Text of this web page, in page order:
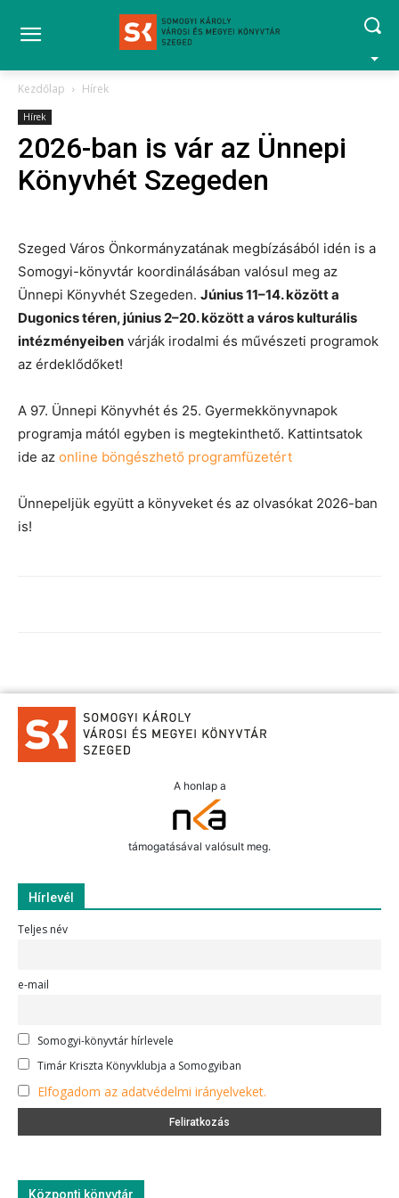
Kezdőlap Hírek
Hírek
2026-ban is vár az Ünnepi
Könyvhét Szegeden
Szeged Város Önkormányzatának megbízásából idén is a
Somogyi-könyvtár koordinálásában valósul meg az
Ünnepi Könyvhét Szegeden. Június 11–14. között a
Dugonics téren, június 2–20. között a város kulturális
intézményeiben várják irodalmi és művészeti programok
az érdeklődőket!
A 97. Ünnepi Könyvhét és 25. Gyermekkönyvnapok
programja mától egyben is megtekinthető. Kattintsatok
ide az online böngészhető programfüzetért
Ünnepeljük együtt a könyveket és az olvasókat 2026-ban
is!
A honlap a
támogatásával valósult meg.
Hírlevél
Teljes név
e-mail
Somogyi-könyvtár hírlevele
Timár Kriszta Könyvklubja a Somogyiban
Elfogadom az adatvédelmi irányelveket.
Központi könyvtár